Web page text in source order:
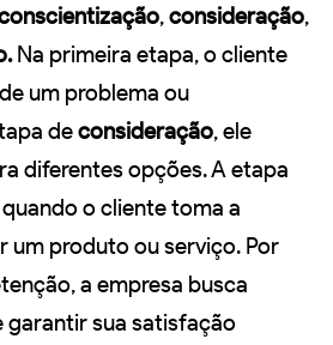
,consideração,
Na primeira etapa, o cliente
um problema ou
deconsideração, ele
diferentes opções. A etapa
o cliente toma a
um produto ou serviço. Por
a empresa busca
garantir sua satisfação